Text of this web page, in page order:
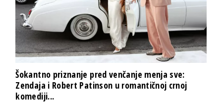
Šokantno priznanje pred venčanje menja sve:
Zendaja i Robert Patinson u romantičnoj crnoj
komediji...